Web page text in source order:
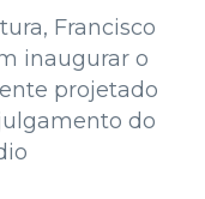
Francisco
inaugurar o
projetado
do